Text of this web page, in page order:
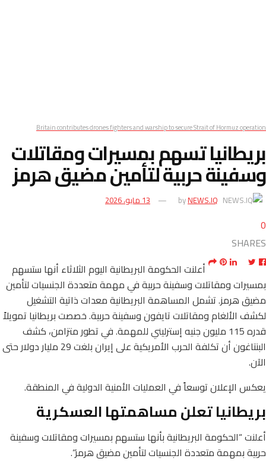
Britain contributes drones fighters and warship to secure Strait of Hormuz operation
بريطانيا تسهم بمسيرات ومقاتلات
وسفينة حربية لتأمين مضيق هرمز
byNEWS.IQ 13 مايو، 2026
0
SHARES
أعلنت الحكومة البريطانية اليوم الثلاثاء أنها ستسهم
بمسيرات ومقاتلات وسفينة حربية في مهمة متعددة الجنسيات لتأمين
مضيق هرمز. تشمل المساهمة البريطانية معدات ذاتية التشغيل
لكشف الألغام ومقاتلات تايفون وسفينة حربية. خصصت بريطانيا تمويلاً
قدره 115 مليون جنيه إسترليني للمهمة. في تطور متزامن، كشف
البنتاغون أن تكلفة الحرب الأمريكية على إيران بلغت 29 مليار دولار حتى
الآن.
يعكس الإعلان توسعاً في العمليات الأمنية الدولية في المنطقة.
بريطانيا تعلن مساهمتها العسكرية
أعلنت “الحكومة البريطانية بأنها ستسهم بمسيرات ومقاتلات وسفينة
حربية بمهمة متعددة الجنسيات لتأمين مضيق هرمز”.